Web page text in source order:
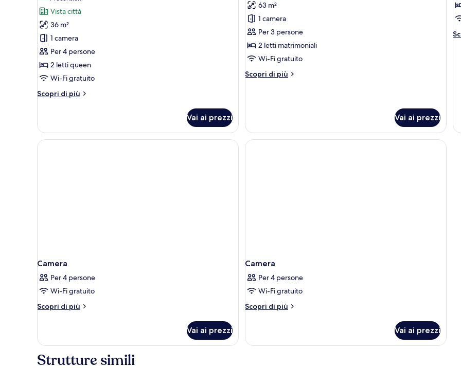
foto
per
Quadrupla
Premier
recensioni)
Vista città
36 m²
1 camera
Per 4 persone
2 letti queen
Wi-Fi gratuito
Scopri di più
Altri
Premier
Vai ai prezzi
foto
per
Camera
familiare
63 m²
1 camera
Per 3 persone
2 letti matrimoniali
Wi-Fi gratuito
Scopri di più
Altri
Vai ai prezzi
Camera
Per 4 persone
Wi-Fi gratuito
Scopri di più
Altri
Vai ai prezzi
Camera
Per 4 persone
Wi-Fi gratuito
Scopri di più
Altri
Vai ai prezzi
Strutture simili